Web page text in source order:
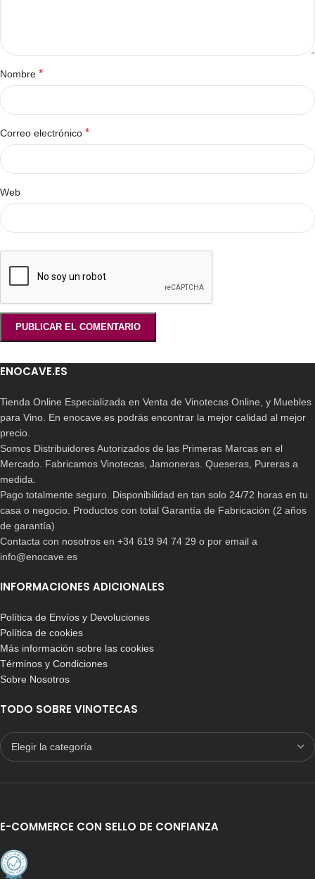
Nombre *
Correo electrónico *
Web
ENOCAVE.ES
Tienda Online Especializada en Venta de Vinotecas Online, y Muebles
para Vino. En enocave.es podrás encontrar la mejor calidad al mejor
precio.
Somos Distribuidores Autorizados de las Primeras Marcas en el
Mercado. Fabricamos Vinotecas, Jamoneras. Queseras, Pureras a
medida.
Pago totalmente seguro. Disponibilidad en tan solo 24/72 horas en tu
casa o negocio. Productos con total Garantía de Fabricación (2 años
de garantía)
Contacta con nosotros en +34 619 94 74 29 o por email a
info@enocave.es
INFORMACIONES ADICIONALES
Política de Envíos y Devoluciones
Política de cookies
Más información sobre las cookies
Términos y Condiciones
Sobre Nosotros
TODO SOBRE VINOTECAS
E-COMMERCE CON SELLO DE CONFIANZA